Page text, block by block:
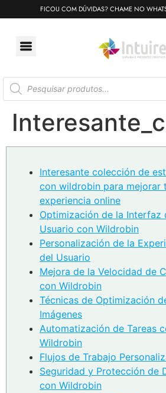
FICOU COM DÚVIDAS? CHAME NO
Interesante colección de
con wildrobin para mejorar
experiencia online
Optimización de la Interfaz
Usuario con Wildrobin
Personalización de la
del Usuario
Mejora de la Velocidad de
con Wildrobin
Técnicas de Optimización
Imágenes
Automatización de Tareas
Wildrobin
Flujos de Trabajo
Seguridad y Protección de
con Wildrobin